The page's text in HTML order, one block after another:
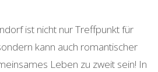
ist nicht nur Treffpunkt für
kann auch romantischer
Leben zu zweit sein! In